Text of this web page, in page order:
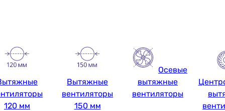
120 мм
Вытяжные
вентиляторы
150 мм
Осевые
вытяжные
вентиляторы